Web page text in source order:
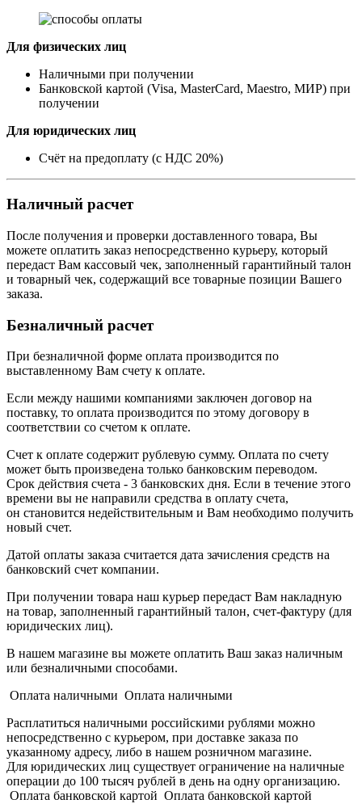
Для физических лиц
Наличными при получении
Банковской картой (Visa, MasterCard, Maestro, МИР) при
получении
Для юридических лиц
Счёт на предоплату (с НДС 20%)
Наличный расчет
После получения и проверки доставленного товара, Вы
можете оплатить заказ непосредственно курьеру, который
передаст Вам кассовый чек, заполненный гарантийный талон
и товарный чек, содержащий все товарные позиции Вашего
заказа.
Безналичный расчет
При безналичной форме оплата производится по
выставленному Вам счету к оплате.
Если между нашими компаниями заключен договор на
поставку, то оплата производится по этому договору в
соответствии со счетом к оплате.
Счет к оплате содержит рублевую сумму. Оплата по счету
может быть произведена только банковским переводом.
Срок действия счета - 3 банковских дня. Если в течение этого
времени вы не направили средства в оплату счета,
он становится недействительным и Вам необходимо получить
новый счет.
Датой оплаты заказа считается дата зачисления средств на
банковский счет компании.
При получении товара наш курьер передаст Вам накладную
на товар, заполненный гарантийный талон, счет-фактуру (для
юридических лиц).
В нашем магазине вы можете оплатить Ваш заказ наличным
или безналичными способами.
Оплата наличными Оплата наличными
Расплатиться наличными российскими рублями можно
непосредственно с курьером, при доставке заказа по
указанному адресу, либо в нашем розничном магазине.
Для юридических лиц существует ограничение на наличные
операции до 100 тысяч рублей в день на одну организацию.
Оплата банковской картой Оплата банковской картой